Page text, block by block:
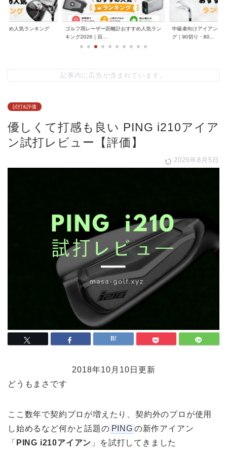
すめ人気ランキング
ゴルフ用レーザー距離計おすすめ人気ラン
キング2026｜目...
中級者向けアイアンお
グ｜90切り・80...
記事内に広告が含まれています。
試打&評価
優しくて打感も良い PING i210アイア
ン試打レビュー【評価】
2026年8月5日
2018年10月10日更新
どうもまさです
ここ数年で契約プロが増えたり、契約外のプロが使用
し始めるなど何かと話題の PING の新作アイアン
「 PING i210アイアン 」を試打してきました